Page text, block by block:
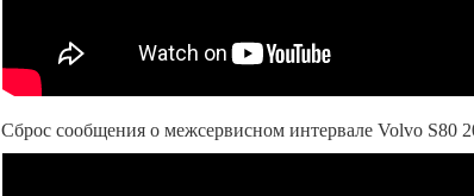
Сброс сообщения о межсервисном интервале Volvo S80